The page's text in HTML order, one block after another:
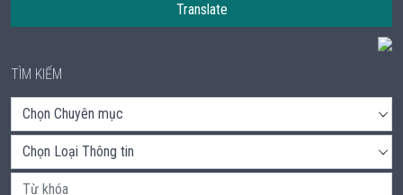
Translate
TÌM KIẾM